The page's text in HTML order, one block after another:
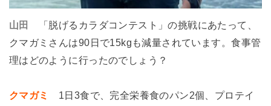
山田
「脱げるカラダコンテスト」の挑戦にあたって、
クマガミさんは90日で15kgも減量されています。食事管
理はどのように行ったのでしょう？
クマガミ 1日3食で、完全栄養食のパン2個、プロテイ